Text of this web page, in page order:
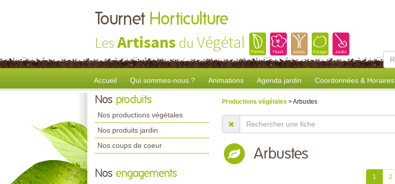
Tournet Horticulture
LesArtisans du Végétal
Accueil Qui sommes-nous ? Animations Agenda jardin Coordonnées & Horaires
Nos produits
Nos productions végétales
Nos produits jardin
Nos coups de coeur
Nos engagements
Productions végétales > Arbustes
Arbustes
1 2